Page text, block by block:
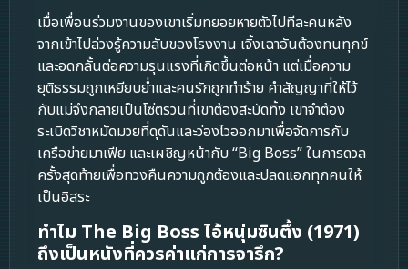
เมื่อเพื่อนร่วมงานของเขาเริ่มทยอยหายตัวไปทีละคนหลัง
จากเข้าไปล่วงรู้ความลับของโรงงาน เจิ้งเฉาอันต้องทนทุกข์
และอดกลั้นต่อความรุนแรงที่เกิดขึ้นต่อหน้า แต่เมื่อความ
ยุติธรรมถูกเหยียบย่ำและคนรักถูกทำร้าย คำสัญญาที่ให้ไว้
กับแม่จึงกลายเป็นโซ่ตรวนที่เขาต้องสะบัดทิ้ง เขาจำต้อง
ระเบิดวิชาหมัดมวยที่ดุดันและว่องไวออกมาเพื่อจัดการกับ
เครือข่ายมาเฟีย และเผชิญหน้ากับ “Big Boss” ในการดวล
ครั้งสุดท้ายเพื่อทวงคืนความถูกต้องและปลดแอกทุกคนให้
เป็นอิสระ
ทำไม The Big Boss ไอ้หนุ่มซินตึ้ง (1971)
ถึงเป็นหนังที่ควรค่าแก่การจารึก?